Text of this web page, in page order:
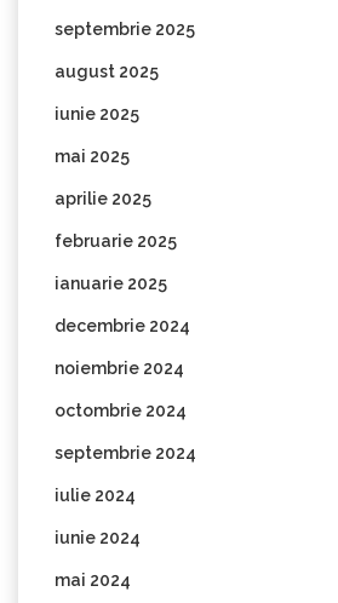
septembrie 2025
august 2025
iunie 2025
mai 2025
aprilie 2025
februarie 2025
ianuarie 2025
decembrie 2024
noiembrie 2024
octombrie 2024
septembrie 2024
iulie 2024
iunie 2024
mai 2024